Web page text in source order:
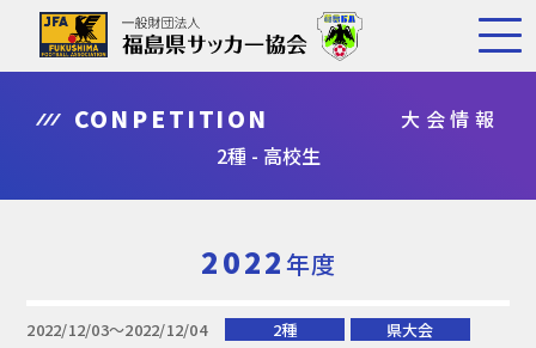
CONPETITION
大会情報
2種 - 高校生
2022年度
2022/12/03〜2022/12/04 2種 県大会